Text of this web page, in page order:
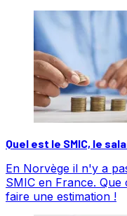
Quel est le SMIC, le
En Norvège il n'y a
SMIC en France.
faire une estimation !